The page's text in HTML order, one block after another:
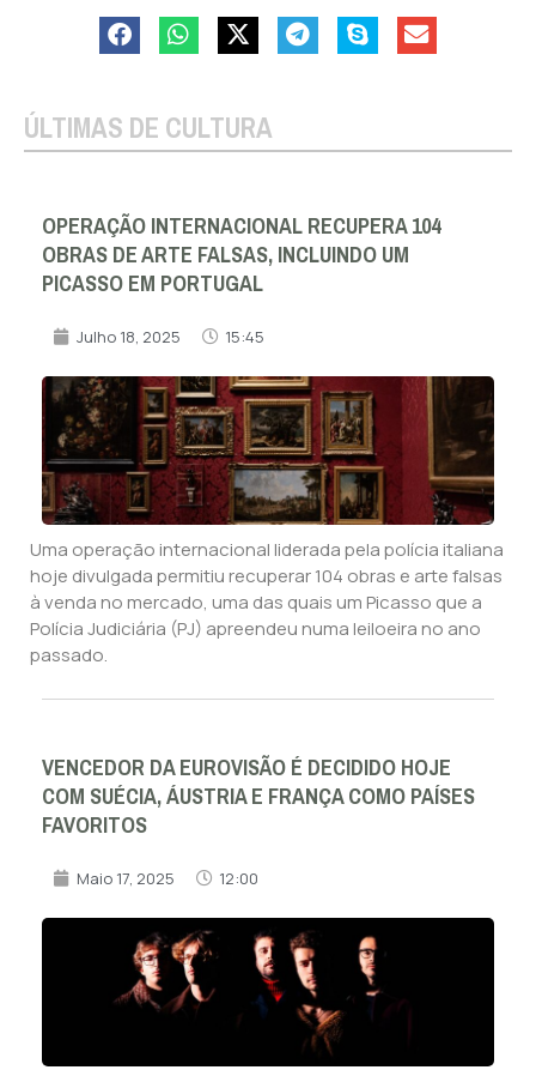
ÚLTIMAS DE CULTURA
OPERAÇÃO INTERNACIONAL RECUPERA 104
OBRAS DE ARTE FALSAS, INCLUINDO UM
PICASSO EM PORTUGAL
Julho 18, 2025 15:45
Uma operação internacional liderada pela polícia italiana
hoje divulgada permitiu recuperar 104 obras e arte falsas
à venda no mercado, uma das quais um Picasso que a
Polícia Judiciária (PJ) apreendeu numa leiloeira no ano
passado.
VENCEDOR DA EUROVISÃO É DECIDIDO HOJE
COM SUÉCIA, ÁUSTRIA E FRANÇA COMO PAÍSES
FAVORITOS
Maio 17, 2025 12:00